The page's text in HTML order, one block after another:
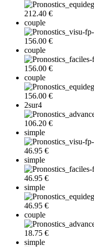
212.40 €
couple
156.00 €
couple
156.00 €
couple
156.00 €
2sur4
106.20 €
simple
46.95 €
simple
46.95 €
simple
46.95 €
couple
18.75 €
simple